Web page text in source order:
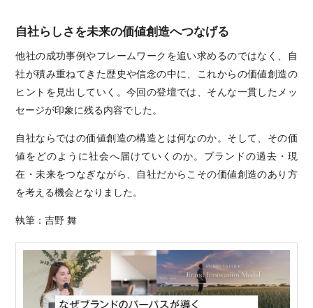
自社らしさを未来の価値創造へつなげる
他社の成功事例やフレームワークを追い求めるのではなく、自
社が積み重ねてきた歴史や信念の中に、これからの価値創造の
ヒントを見出していく。今回の登壇では、そんな一貫したメッ
セージが印象に残る内容でした。
自社ならではの価値創造の構造とは何なのか。そして、その価
値をどのように社会へ届けていくのか。ブランドの過去・現
在・未来をつなぎながら、自社だからこその価値創造のあり方
を考える機会となりました。
執筆：吉野 舞